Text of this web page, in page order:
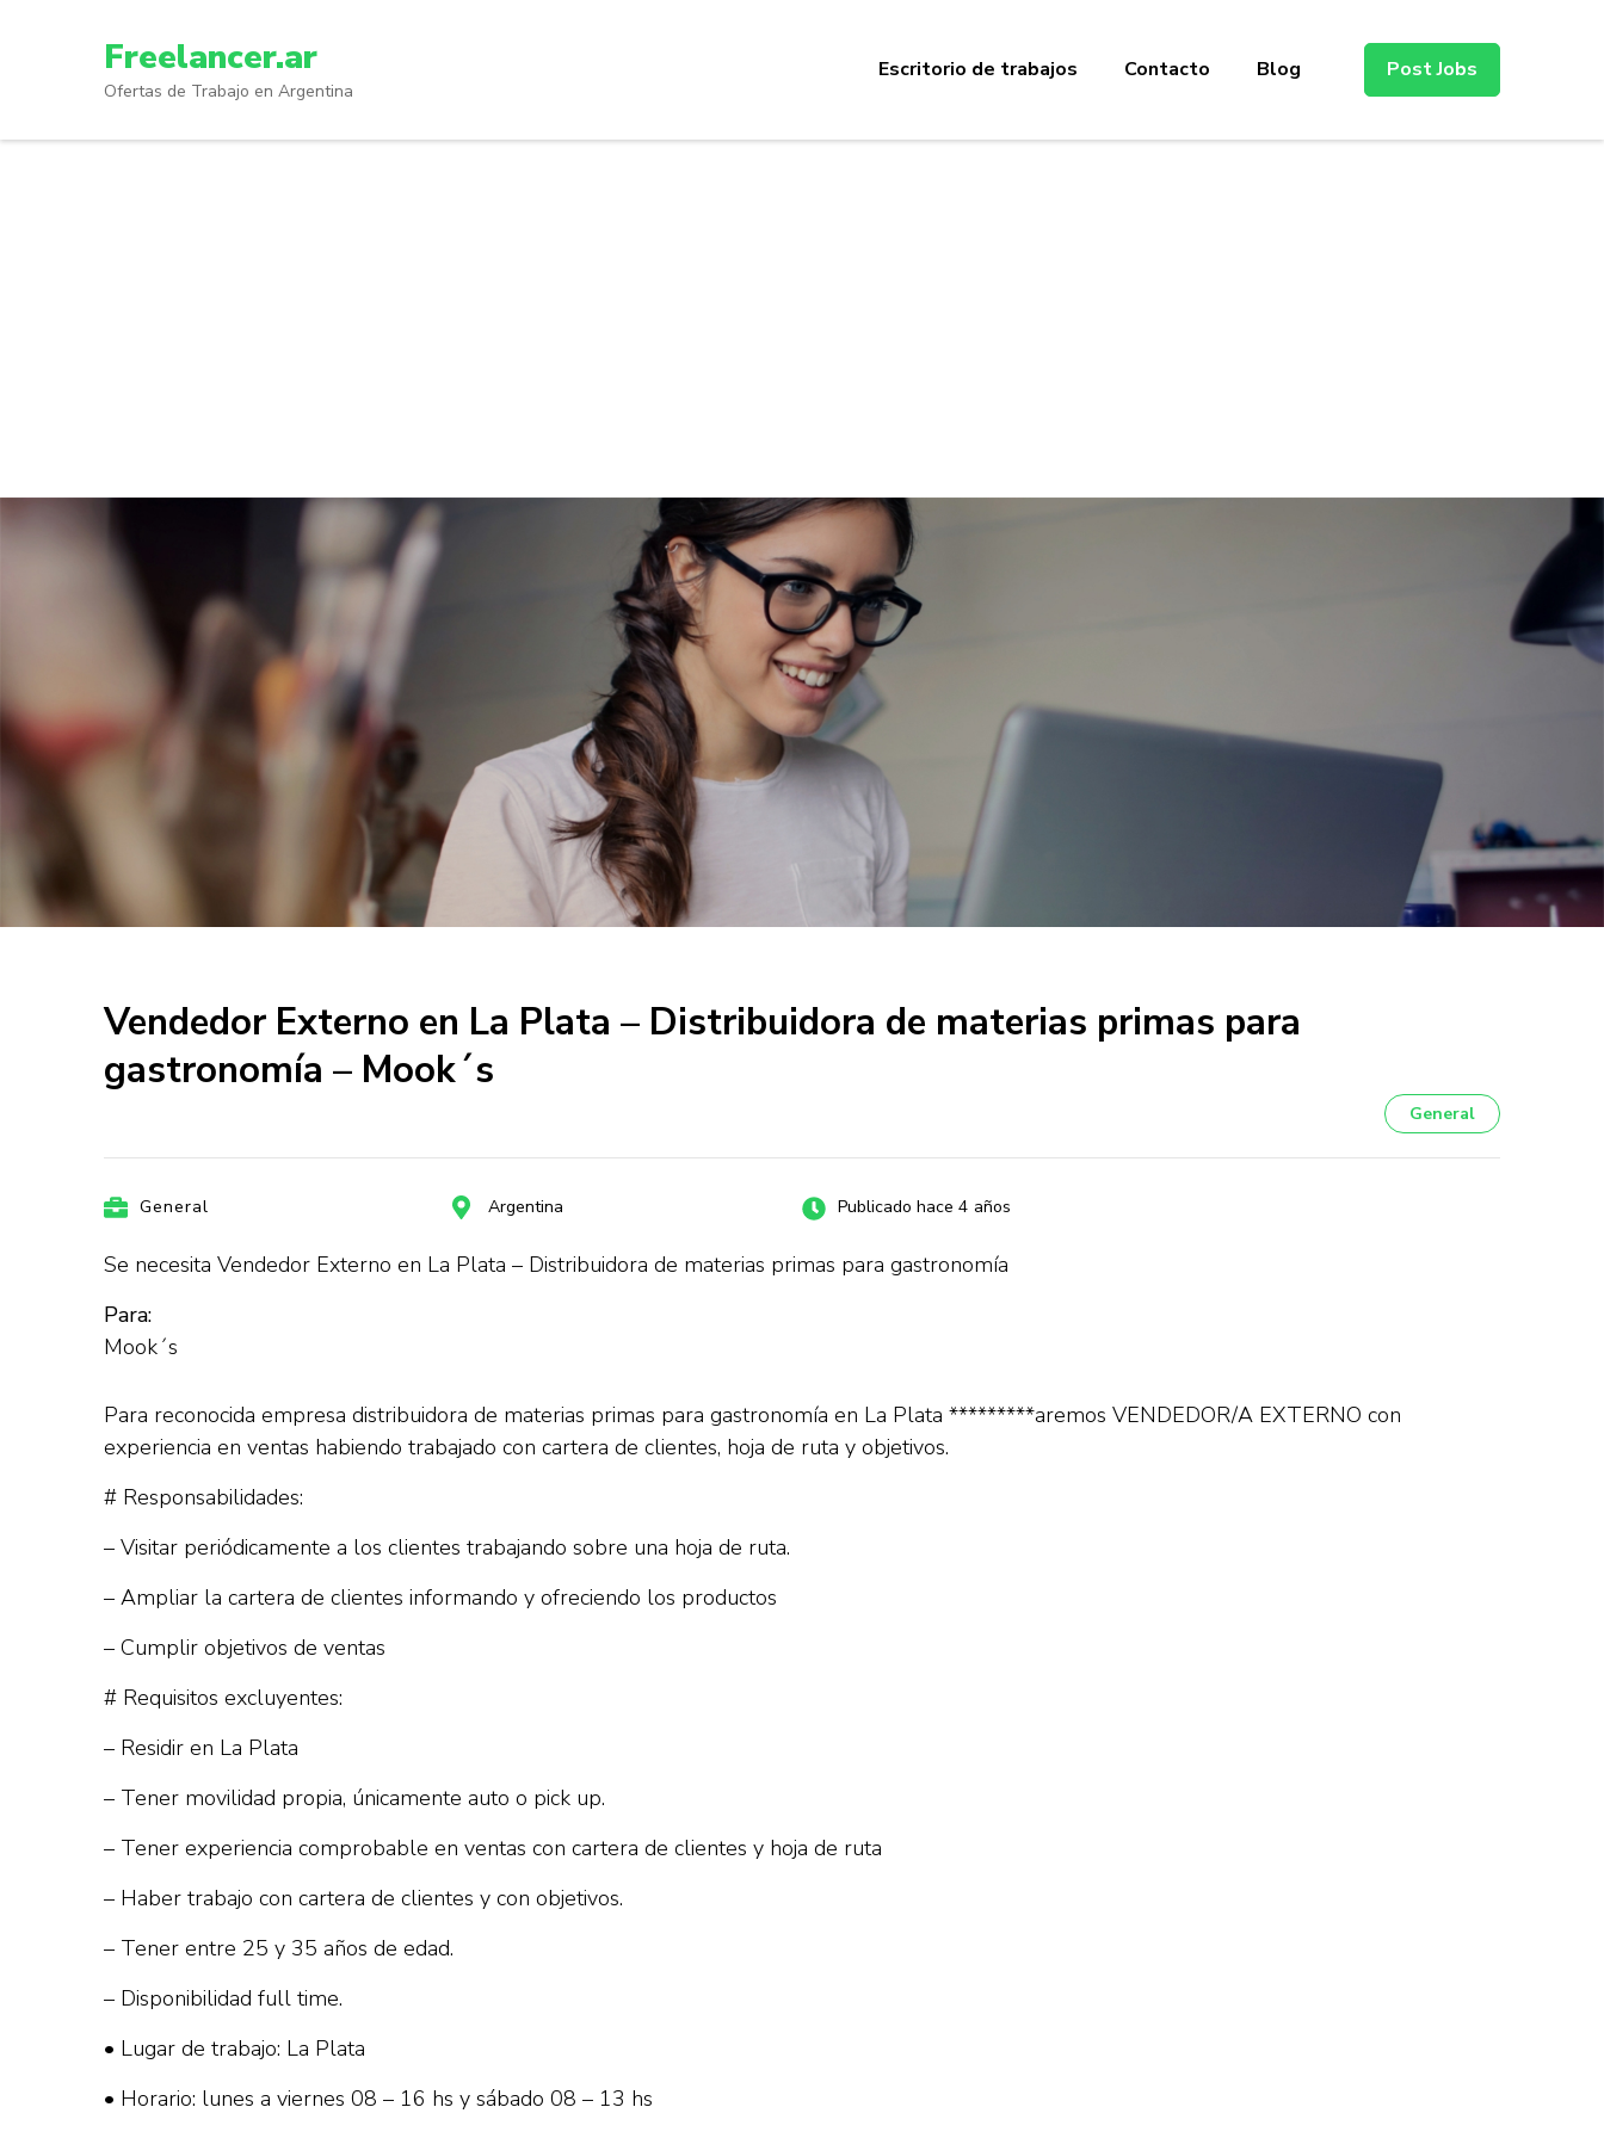
Enter)
Freelancer.ar
Ofertas de Trabajo en Argentina
Escritorio de trabajos Contacto Blog Post Jobs
Vendedor Externo en La Plata – Distribuidora de materias primas para
gastronomía – Mook´s
General
General Argentina Publicado hace 4 años
Se necesita Vendedor Externo en La Plata – Distribuidora de materias primas para gastronomía
Para:
Mook´s
Para reconocida empresa distribuidora de materias primas para gastronomía en La Plata *********aremos VENDEDOR/A EXTERNO con
experiencia en ventas habiendo trabajado con cartera de clientes, hoja de ruta y objetivos.
# Responsabilidades:
– Visitar periódicamente a los clientes trabajando sobre una hoja de ruta.
– Ampliar la cartera de clientes informando y ofreciendo los productos
– Cumplir objetivos de ventas
# Requisitos excluyentes:
– Residir en La Plata
– Tener movilidad propia, únicamente auto o pick up.
– Tener experiencia comprobable en ventas con cartera de clientes y hoja de ruta
– Haber trabajo con cartera de clientes y con objetivos.
– Tener entre 25 y 35 años de edad.
– Disponibilidad full time.
• Lugar de trabajo: La Plata
• Horario: lunes a viernes 08 – 16 hs y sábado 08 – 13 hs